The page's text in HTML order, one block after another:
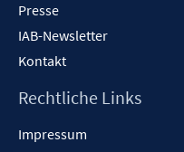
Presse
IAB-Newsletter
Kontakt
Rechtliche Links
Impressum